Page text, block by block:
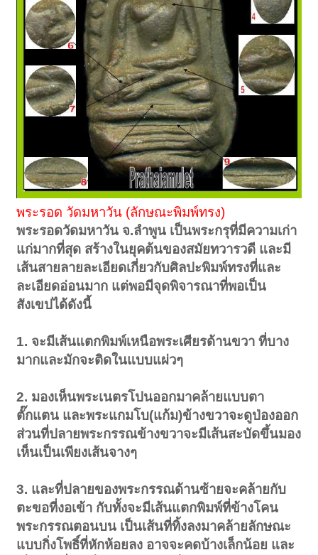
พระรอด วัดมหาวัน (ลักษณะพิมพ์ทรง)
พระรอดวัดมหาวัน จ.ลำพูน เป็นพระกรุที่มีความเก่า
แก่มากที่สุด สร้างในยุคต้นของสมัยทวารวดี และมี
เส้นสายลายละเอียดเกี่ยวกับศิลปะพิมพ์ทรงที่และ
ละเอียดอ่อนมาก แต่พอมีจุดพิจารณาที่พอเป็น
สังเขปได้ดังนี้
1. จะมีเส้นแตกพิมพ์เหนือพระเศียรด้านขวา ที่บาง
มากและมักจะติดในแบบแผ่วๆ
2. มองเห็นพระเนตรโปนออกมาคล้ายแบบตา
ตั๊กแตน และพระแกมโบ(แก้ม)ข้างขวาจะดูป่องออก
ส่วนที่ปลายพระกรรณข้างขวาจะมีเส้นสะบัดขึ้นมอง
เห็นเป็นเพียงเส้นจางๆ
3. และที่ปลายของพระกรรณด้านซ้ายจะคล้ายกับ
ตะขอที่งอเข้า กับทั้งจะมีเส้นแตกพิมพ์ที่ข้างโคน
พระกรรณตอนบน เป็นเส้นที่ทิ้งลงมาคล้ายลักษณะ
แบบกิ่งโพธิ์ที่หักห้อยลง อาจจะคดบ้างเล็กน้อย และ